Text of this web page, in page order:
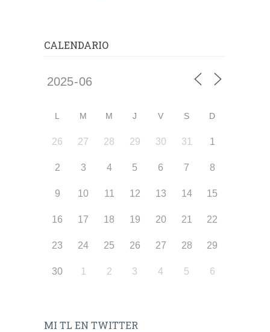
CALENDARIO
L M M J V S D
26 27 28 29 30 31 1
2 3 4 5 6 7 8
9 10 11 12 13 14 15
16 17 18 19 20 21 22
23 24 25 26 27 28 29
30 1 2 3 4 5 6
MI TL EN TWITTER